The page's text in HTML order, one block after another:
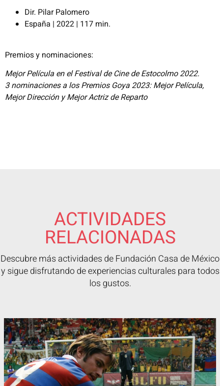
Dir. Pilar Palomero
España | 2022 | 117 min.
Premios y nominaciones:
Mejor Película en el Festival de Cine de Estocolmo 2022.
3 nominaciones a los Premios Goya 2023: Mejor Película,
Mejor Dirección y Mejor Actriz de Reparto
ACTIVIDADES
RELACIONADAS
Descubre más actividades de Fundación Casa de México
y sigue disfrutando de experiencias culturales para todos
los gustos.